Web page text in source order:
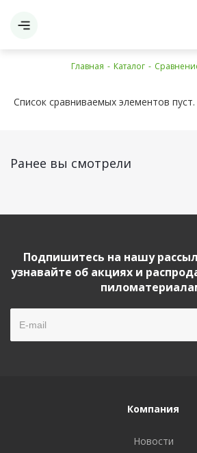
Главная - Каталог -
Список сравниваемых элементов пуст.
Ранее вы смотрели
Подпишитесь на нашу
узнавайте об акциях и
Компания
Новости